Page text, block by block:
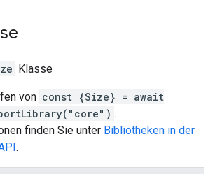
Klasse
von const {Size} = await
.
finden Sie unter Bibliotheken in der
.